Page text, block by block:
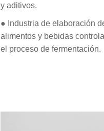
y aditivos.
● Industria de elaboración
alimentos y bebidas
el proceso de fermentación.